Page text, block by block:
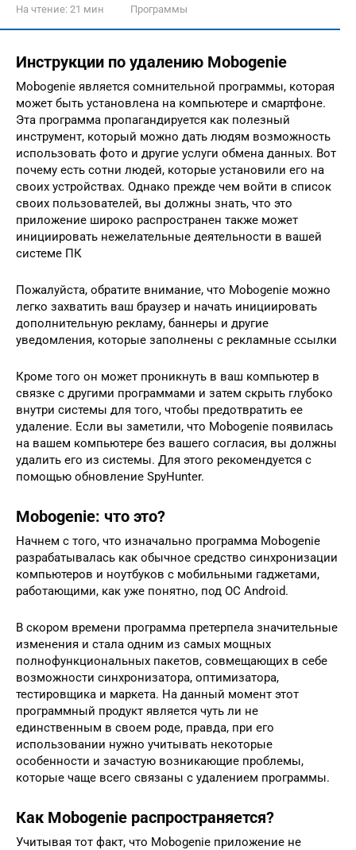
На чтение: 21 мин Программы
Инструкции по удалению Mobogenie
Mobogenie является сомнительной программы, которая
может быть установлена на компьютере и смартфоне.
Эта программа пропагандируется как полезный
инструмент, который можно дать людям возможность
использовать фото и другие услуги обмена данных. Вот
почему есть сотни людей, которые установили его на
своих устройствах. Однако прежде чем войти в список
своих пользователей, вы должны знать, что это
приложение широко распространен также может
инициировать нежелательные деятельности в вашей
системе ПК
Пожалуйста, обратите внимание, что Mobogenie можно
легко захватить ваш браузер и начать инициировать
дополнительную рекламу, баннеры и другие
уведомления, которые заполнены с рекламные ссылки
Кроме того он может проникнуть в ваш компьютер в
связке с другими программами и затем скрыть глубоко
внутри системы для того, чтобы предотвратить ее
удаление. Если вы заметили, что Mobogenie появилась
на вашем компьютере без вашего согласия, вы должны
удалить его из системы. Для этого рекомендуется с
помощью обновление SpyHunter.
Mobogenie: что это?
Начнем с того, что изначально программа Mobogenie
разрабатывалась как обычное средство синхронизации
компьютеров и ноутбуков с мобильными гаджетами,
работающими, как уже понятно, под ОС Android.
В скором времени программа претерпела значительные
изменения и стала одним из самых мощных
полнофункциональных пакетов, совмещающих в себе
возможности синхронизатора, оптимизатора,
тестировщика и маркета. На данный момент этот
программный продукт является чуть ли не
единственным в своем роде, правда, при его
использовании нужно учитывать некоторые
особенности и зачастую возникающие проблемы,
которые чаще всего связаны с удалением программы.
Как Mobogenie распространяется?
Учитывая тот факт, что Mobogenie приложение не